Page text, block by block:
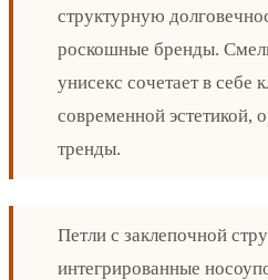
структурную
роскошные бренды.
унисекс сочетает в себе
современной эстетикой,
тренды.
Петли с заклепочной
интегрированные